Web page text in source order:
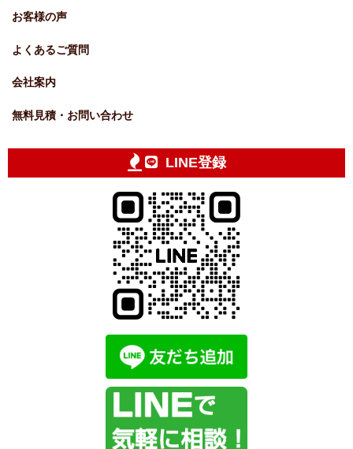
お客様の声
よくあるご質問
会社案内
無料見積・お問い合わせ
LINE登録